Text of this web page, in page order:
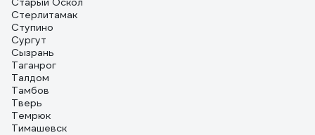
Стерлитамак
Ступино
Сургут
Сызрань
Таганрог
Талдом
Тамбов
Тверь
Темрюк
Тимашевск